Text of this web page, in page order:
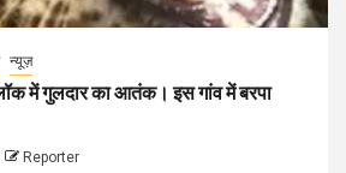
न्यूज़
में गुलदार का आतंक। इस गांव में बरपा
Reporter